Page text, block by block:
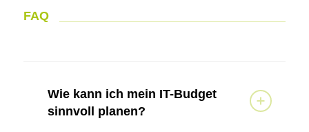
FAQ
Wie kann ich mein IT-Budget
sinnvoll planen?